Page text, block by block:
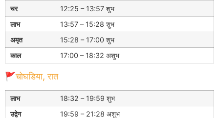
चर
12:25 – 13:57 शुभ
लाभ
13:57 – 15:28 शुभ
अमृत
15:28 – 17:00 शुभ
काल
17:00 – 18:32 अशुभ
🚩चोघडिया, रात
लाभ
18:32 – 19:59 शुभ
उद्वेग
19:59 – 21:28 अशुभ